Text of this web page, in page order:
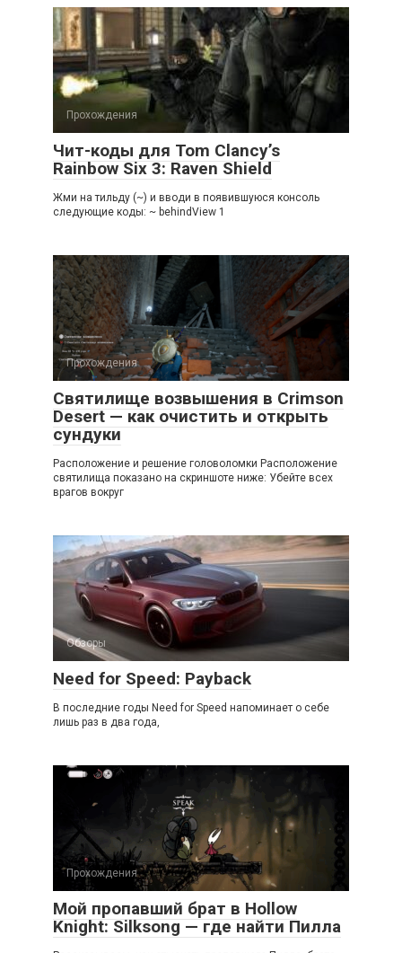
Прохождения
Чит-коды для Tom Clancy’s
Rainbow Six 3: Raven Shield
Жми на тильду (~) и вводи в появившуюся консоль
следующие коды: ~ behindView 1
Прохождения
Святилище возвышения в Crimson
Desert — как очистить и открыть
сундуки
Расположение и решение головоломки Расположение
святилища показано на скриншоте ниже: Убейте всех
врагов вокруг
Обзоры
Need for Speed: Payback
В последние годы Need for Speed напоминает о себе
лишь раз в два года,
Прохождения
Мой пропавший брат в Hollow
Knight: Silksong — где найти Пилла